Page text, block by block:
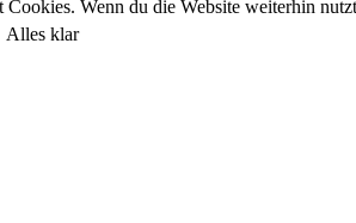
Cookies. Wenn du die Website weiterhin
Alles klar